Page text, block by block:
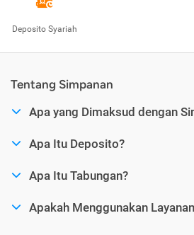
Deposito Syariah
Tentang Simpanan
Apa yang Dimaksud dengan
Apa Itu Deposito?
Apa Itu Tabungan?
Apakah Menggunakan